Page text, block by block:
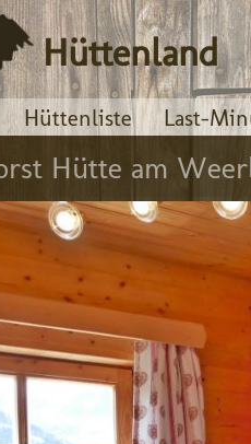
Hüttenland
Hüttenliste Last-
Hütte am